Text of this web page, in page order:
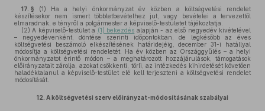
17. § (1) Ha a helyi önkormányzat év közben a költségvetési rendelet
készítésekor nem ismert többletbevételhez jut, vagy bevételei a tervezettől
elmaradnak, e tényről a polgármester a képviselő-testületet tájékoztatja.
(2) A képviselő-testület a (1) bekezdés alapján - az első negyedév kivételével
– negyedévenként, döntése szerinti időpontokban, de legkésőbb az éves
költségvetési beszámoló elkészítésének határidejéig, december 31-i hatállyal
módosítja a költségvetési rendeletét. Ha év közben az Országgyűlés – a helyi
önkormányzatot érintő módon – a meghatározott hozzájárulások, támogatások
előirányzatait zárolja, azokat csökkenti, törli, az intézkedés kihirdetését követően
haladéktalanul a képviselő-testület elé kell terjeszteni a költségvetési rendelet
módosítását.
12. A költségvetési szerv előirányzat-módosításának szabályai